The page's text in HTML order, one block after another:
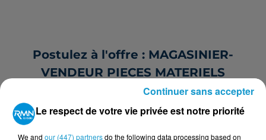
Postulez à l'offre : MAGASINIER-
VENDEUR PIECES MATERIELS
AGRICOLES H/F
Le respect de votre vie privée est notre priorité
We and our (447) partnersdo the following data processing based on
Continuer sans accepter